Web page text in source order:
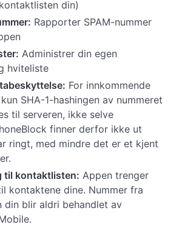
din)
Rapporter SPAM-nummer
Administrer din egen
hviteliste
For innkommende
SHA-1-hashingen av nummeret
til serveren, ikke selve
finner derfor ikke ut
ringt, med mindre det er et kjent
til kontaktlisten: Appen trenger
kontaktene dine. Nummer fra
din blir aldri behandlet av